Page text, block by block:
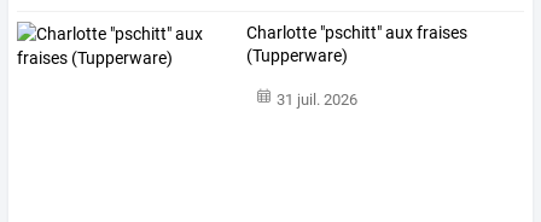
Charlotte "pschitt" aux fraises
(Tupperware)
31 juil. 2026